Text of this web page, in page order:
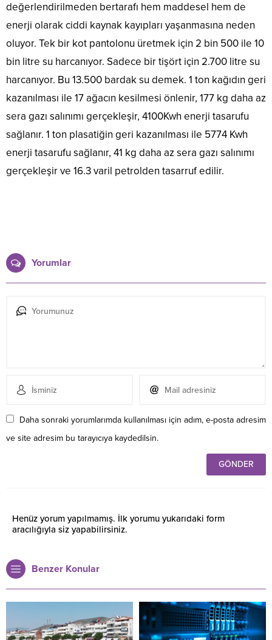
değerlendirilmeden bertarafı hem maddesel hem de
enerji olarak ciddi kaynak kayıpları yaşanmasına neden
oluyor. Tek bir kot pantolonu üretmek için 2 bin 500 ile 10
bin litre su harcanıyor. Sadece bir tişört için 2.700 litre su
harcanıyor. Bu 13.500 bardak su demek. 1 ton kağıdın geri
kazanılması ile 17 ağacın kesilmesi önlenir, 177 kg daha az
sera gazı salınımı gerçekleşir, 4100Kwh enerji tasarufu
sağlanır. 1 ton plasatiğin geri kazanılması ile 5774 Kwh
enerji tasarufu sağlanır, 41 kg daha az sera gazı salınımı
gerçekleşir ve 16.3 varil petrolden tasarruf edilir.
Yorumlar
Daha sonraki yorumlarımda kullanılması için adım, e-posta adresim
ve site adresim bu tarayıcıya kaydedilsin.
Henüz yorum yapılmamış. İlk yorumu yukarıdaki form
aracılığıyla siz yapabilirsiniz.
Benzer Konular